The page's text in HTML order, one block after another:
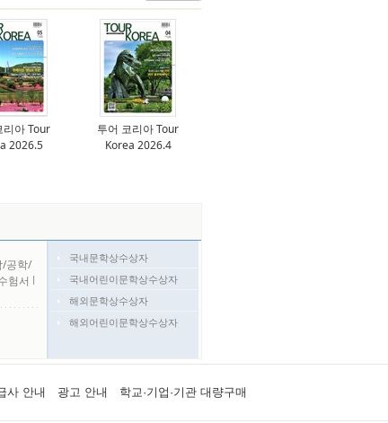
리아 Tour
2026.5
투어 코리아 Tour
Korea 2026.4
/공학/
험서 l
국내문학상수상자
국내어린이문학상수상자
해외문학상수상자
해외어린이문학상수상자
사 안내 광고 안내 학교·기업·기관 대량구매